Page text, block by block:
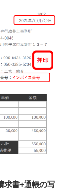
求書+通帳の写